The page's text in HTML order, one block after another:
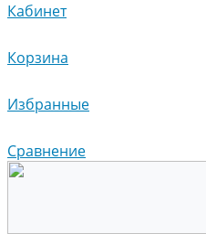
Кабинет
Корзина
Избранные
Сравнение